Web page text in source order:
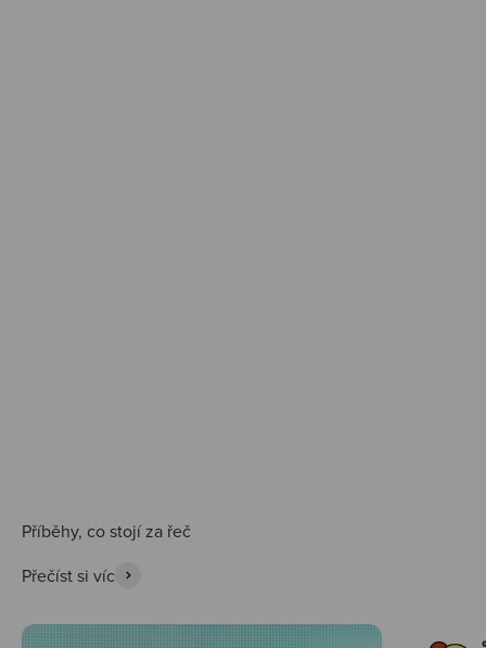
Přečíst si víc